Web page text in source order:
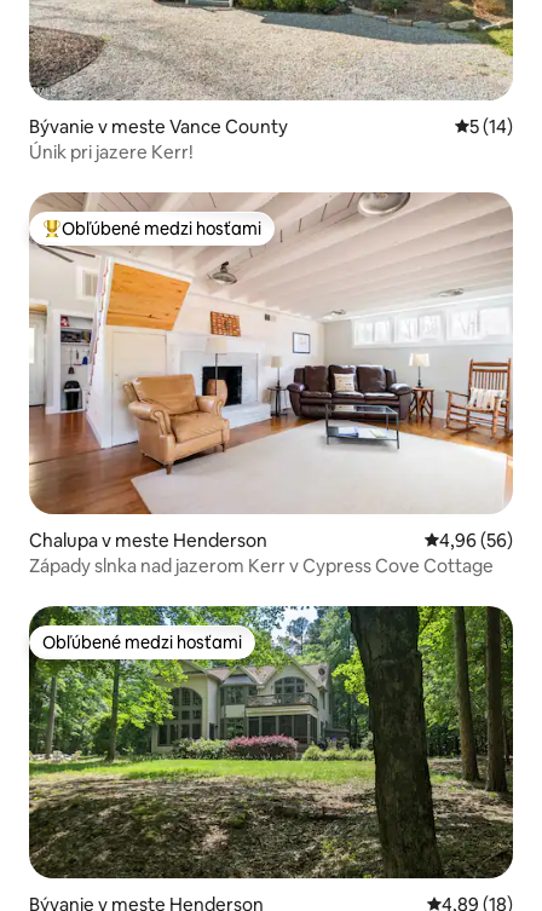
Bývanie v meste Vance County
5 (14)
Únik pri jazere Kerr!
Najobľúbenejšie medzi hosťami
Obľúbené medzi hosťami
Chalupa v meste Henderson Priemerné
4,96 (56)
Západy slnka nad jazerom Kerr v Cypress Cove Cottage
Obľúbené medzi hosťami
Obľúbené medzi hosťami
Bývanie v meste Henderson Priemerné
4,89 (18)